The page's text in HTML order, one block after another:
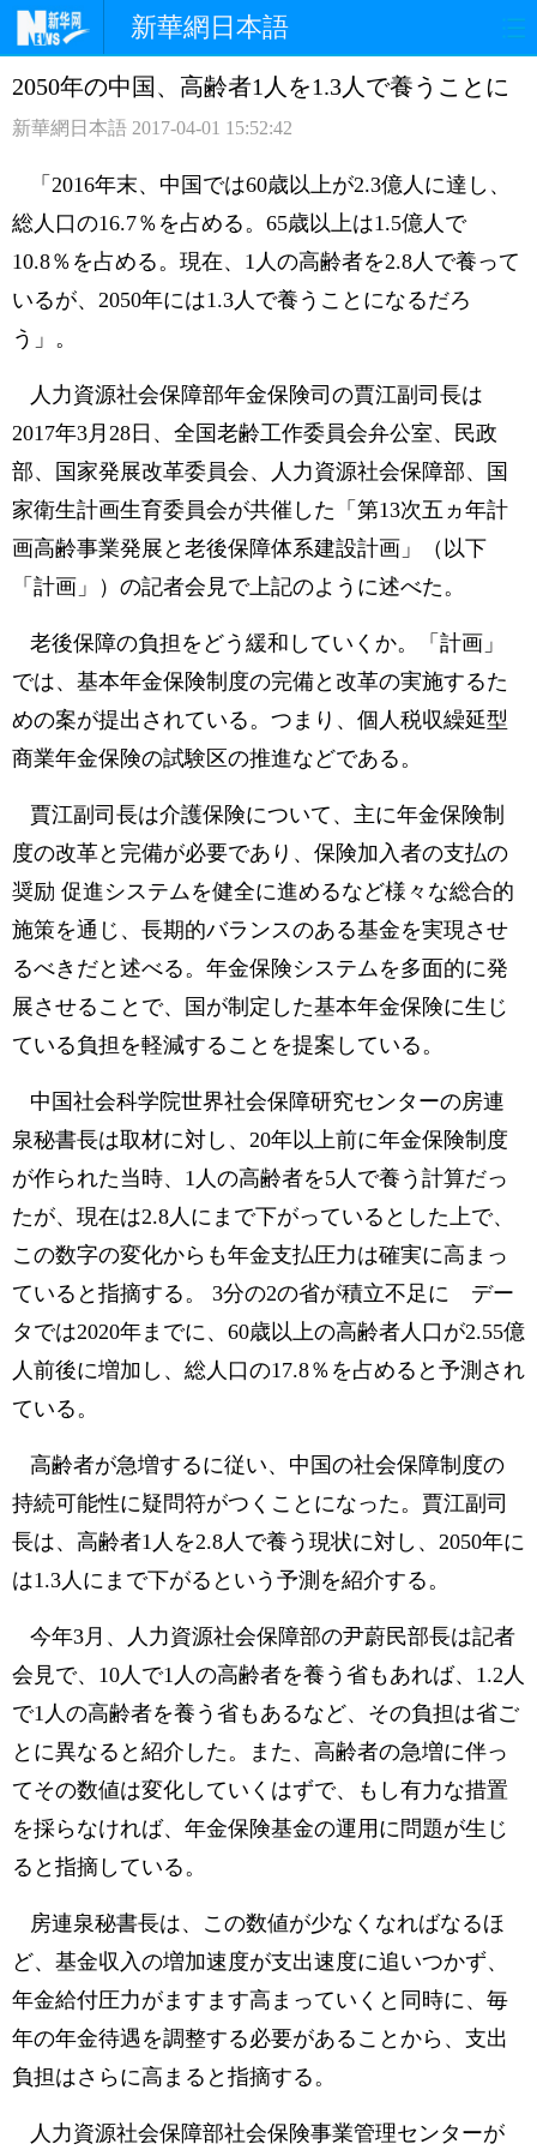
新華網日本語
ホームページ 政治 経済
観光 写真
中日対訳
2050年の中国、高齢者1人を1.3人で養うことに
新華網日本語 2017-04-01 15:52:42
「2016年末、中国では60歳以上が2.3億人に達し、
総人口の16.7％を占める。65歳以上は1.5億人で
10.8％を占める。現在、1人の高齢者を2.8人で養って
いるが、2050年には1.3人で養うことになるだろ
う」。
人力資源社会保障部年金保険司の賈江副司長は
2017年3月28日、全国老齢工作委員会弁公室、民政
部、国家発展改革委員会、人力資源社会保障部、国
家衛生計画生育委員会が共催した「第13次五ヵ年計
画高齢事業発展と老後保障体系建設計画」（以下
「計画」）の記者会見で上記のように述べた。
老後保障の負担をどう緩和していくか。「計画」
では、基本年金保険制度の完備と改革の実施するた
めの案が提出されている。つまり、個人税収繰延型
商業年金保険の試験区の推進などである。
賈江副司長は介護保険について、主に年金保険制
度の改革と完備が必要であり、保険加入者の支払の
奨励 促進システムを健全に進めるなど様々な総合的
施策を通じ、長期的バランスのある基金を実現させ
るべきだと述べる。年金保険システムを多面的に発
展させることで、国が制定した基本年金保険に生じ
ている負担を軽減することを提案している。
中国社会科学院世界社会保障研究センターの房連
泉秘書長は取材に対し、20年以上前に年金保険制度
が作られた当時、1人の高齢者を5人で養う計算だっ
たが、現在は2.8人にまで下がっているとした上で、
この数字の変化からも年金支払圧力は確実に高まっ
ていると指摘する。 3分の2の省が積立不足に デー
タでは2020年までに、60歳以上の高齢者人口が2.55億
人前後に増加し、総人口の17.8％を占めると予測され
ている。
高齢者が急増するに従い、中国の社会保障制度の
持続可能性に疑問符がつくことになった。賈江副司
長は、高齢者1人を2.8人で養う現状に対し、2050年に
は1.3人にまで下がるという予測を紹介する。
今年3月、人力資源社会保障部の尹蔚民部長は記者
会見で、10人で1人の高齢者を養う省もあれば、1.2人
で1人の高齢者を養う省もあるなど、その負担は省ご
とに異なると紹介した。また、高齢者の急増に伴っ
てその数値は変化していくはずで、もし有力な措置
を採らなければ、年金保険基金の運用に問題が生じ
ると指摘している。
房連泉秘書長は、この数値が少なくなればなるほ
ど、基金収入の増加速度が支出速度に追いつかず、
年金給付圧力がますます高まっていくと同時に、毎
年の年金待遇を調整する必要があることから、支出
負担はさらに高まると指摘する。
人力資源社会保障部社会保険事業管理センターが